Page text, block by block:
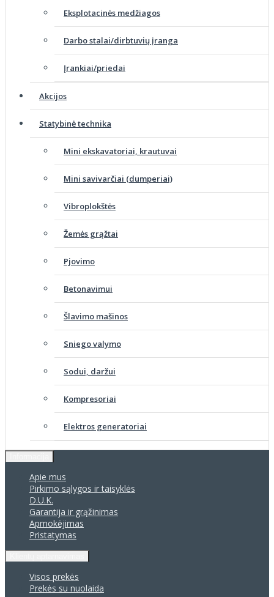
Eksplotacinės medžiagos
Darbo stalai/dirbtuvių įranga
Įrankiai/priedai
Akcijos
Statybinė technika
Mini ekskavatoriai, krautuvai
Mini savivarčiai (dumperiai)
Vibroplokštės
Žemės grąžtai
Pjovimo
Betonavimui
Šlavimo mašinos
Sniego valymo
Sodui, daržui
Kompresoriai
Elektros generatoriai
Apie mus
Pirkimo sąlygos ir taisyklės
D.U.K.
Garantija ir grąžinimas
Apmokėjimas
Pristatymas
Visos prekės
Prekės su nuolaida